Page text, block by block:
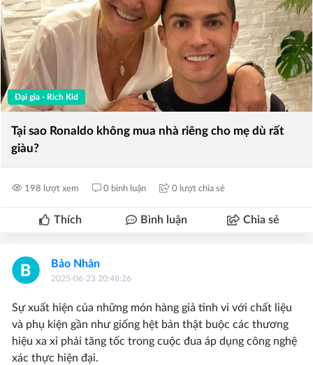
Đại gia - Rich Kid
Tại sao Ronaldo không mua nhà riêng cho mẹ dù rất
giàu?
198 lượt xem 0 bình luận 0 lượt chia sẻ
Thích Bình luận Chia sẻ
Bảo Nhân
2025-06-23 20:48:26
Sự xuất hiện của những món hàng giả tinh vi với chất liệu
và phụ kiện gần như giống hệt bản thật buộc các thương
hiệu xa xỉ phải tăng tốc trong cuộc đua áp dụng công nghệ
xác thực hiện đại.